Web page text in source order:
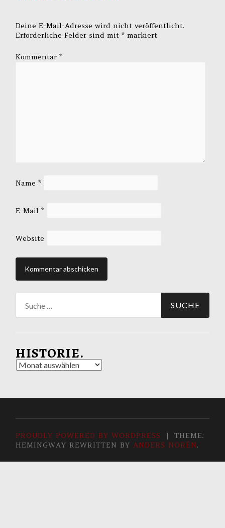
Deine E-Mail-Adresse wird nicht veröffentlicht.
Erforderliche Felder sind mit* markiert
Kommentar*
Name*
E-Mail*
Website
nach:
HISTORIE.
Historie.
PROUDLY POWERED BY WORDPRESS |
THEME:
HEMINGWAY REWRITTEN BYANDERS NORÉN.